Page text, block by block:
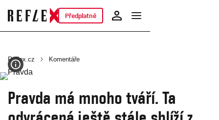
Předplatné
Reflex.cz Komentáře
Pravda má mnoho tváří. Ta